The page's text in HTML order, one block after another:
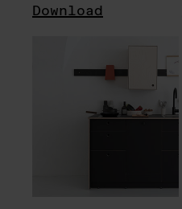
Download